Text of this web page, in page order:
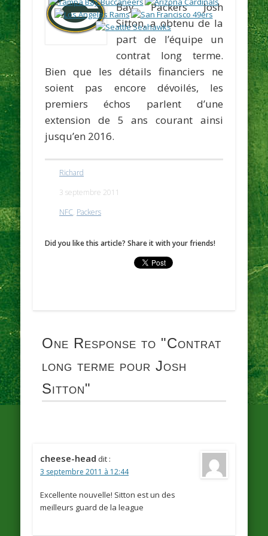
Bay PackersJosh
Sitton,a obtenu de la
part de l’équipe un
contrat long terme.
Bien que les détails financiers ne
soient pas encore dévoilés, les
premiers échos parlent d’une
extension de 5 ans courant ainsi
jusqu’en 2016.
Richard
3 septembre 2011
NFC, Packers
Did you like this article? Share it with your friends!
One Response to "Contrat
long terme pour Josh
Sitton"
cheese-head dit :
3 septembre 2011 à 12:44
Excellente nouvelle! Sitton est un des
meilleurs guard de la league